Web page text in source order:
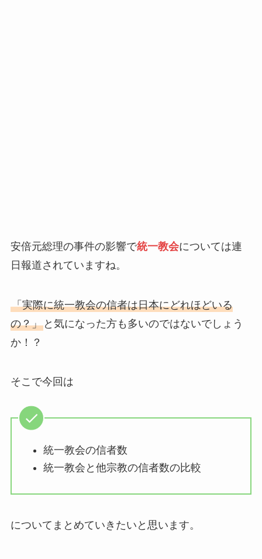
安倍元総理の事件の影響で統一教会については連
日報道されていますね。
「実際に統一教会の信者は日本にどれほどいる
の？」と気になった方も多いのではないでしょう
か！？
そこで今回は
統一教会の信者数
統一教会と他宗教の信者数の比較
についてまとめていきたいと思います。